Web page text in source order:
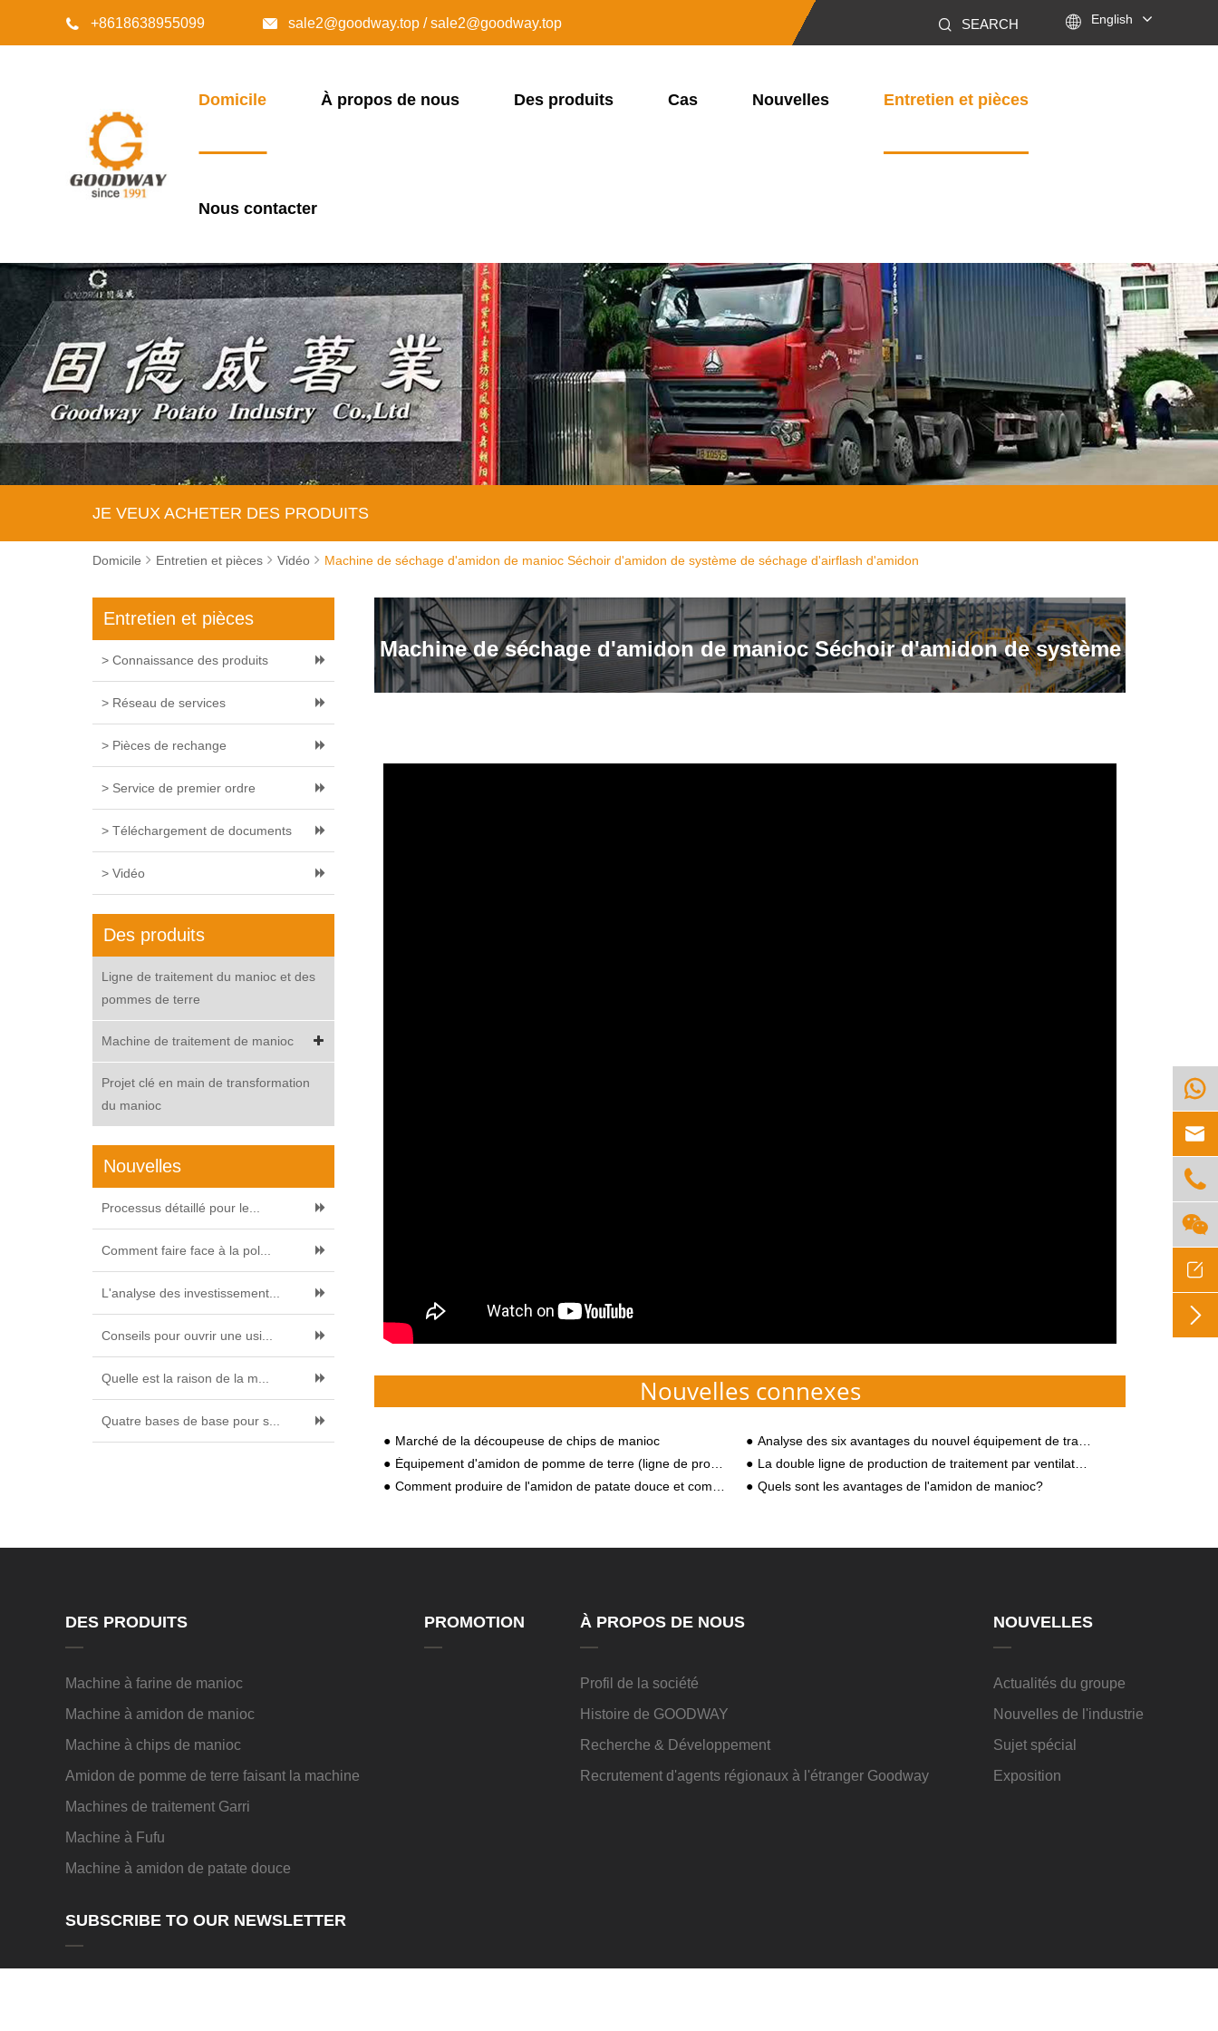
 +8618638955099  sale2@goodway.top / sale2@goodway.top SEARCH  English
Domicile À propos de nous Des produits Cas Nouvelles Entretien et pièces
Nous contacter
JE VEUX ACHETER DES PRODUITS
Domicile Entretien et pièces Vidéo Machine de séchage d'amidon de manioc Séchoir d'amidon de système de séchage d'airflash d'amidon
Entretien et pièces
> Connaissance des produits
> Réseau de services
> Pièces de rechange
> Service de premier ordre
> Téléchargement de documents
> Vidéo
Des produits
Ligne de traitement du manioc et des
pommes de terre
Machine de traitement de manioc
Projet clé en main de transformation
du manioc
Nouvelles
Processus détaillé pour le...
Comment faire face à la pol...
L'analyse des investissement...
Conseils pour ouvrir une usi...
Quelle est la raison de la m...
Quatre bases de base pour s...
Machine de séchage d'amidon de manioc Séchoir d'amidon de système
Nouvelles connexes
Marché de la découpeuse de chips de manioc
Analyse des six avantages du nouvel équipement de traitement de l'amidon de patate douce 2020
Équipement d'amidon de pomme de terre (ligne de production simple)
La double ligne de production de traitement par ventilateur d'amidon devient la norme
Comment produire de l'amidon de patate douce et comment fonctionne l'équipement de traitement moderne de l'amidon de patate douce ?
Quels sont les avantages de l'amidon de manioc?
DES PRODUITS
Machine à farine de manioc
Machine à amidon de manioc
Machine à chips de manioc
Amidon de pomme de terre faisant la machine
Machines de traitement Garri
Machine à Fufu
Machine à amidon de patate douce
SUBSCRIBE TO OUR NEWSLETTER
PROMOTION À PROPOS DE NOUS
Profil de la société
Histoire de GOODWAY
Recherche & Développement
Recrutement d'agents régionaux à l'étranger Goodway
NOUVELLES
Actualités du groupe
Nouvelles de l'industrie
Sujet spécial
Exposition





